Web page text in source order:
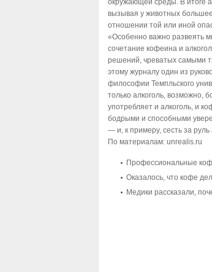
окружающей среды. В итоге
вызывая у животных
отношении той или иной
«Особенно важно развеять
сочетание кофеина и
решений, чреватых самыми
этому журналу один из
философии Темпльского
только алкоголь, возможно,
употребляет и алкоголь, и
бодрыми и способными
— и, к примеру, сесть за
По материалам: unrealis.ru
Профессиональные
Оказалось, что кофе
Медики рассказали,